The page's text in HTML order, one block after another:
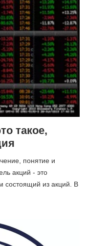
такое,
понятие и
акций - это
состоящий из акций. В